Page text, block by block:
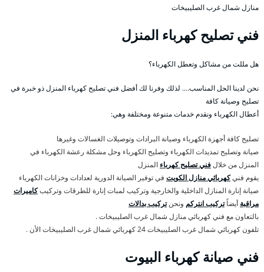
منازل شمال غرب الصليبيخات
فني تصليح كهرباء المنزل
هل مللت من مشاكل وتعطل الكهرباء؟
نحن لدينا الحل المناسب…. لذلك وفرنا لك أفضل فني تصليح كهرباء المنزل ذو خبرة في
تصليح وصيانة كافة
أعطال الكهرباء ونقدم خدمات متنوعة ومختلفة وهي:
تصليح كافة أجهزة الكهرباء وصيانة البرادات وتوصيلات الغسالات وغيرها
صيانة وتصليح تمديدات الكهرباء وتصليح الكهرباء وحل مشكلة رعشة الكهرباء في
المنزل من خلالفني تصليح كهرباء المنزل
يقوم فنيكهربائي منازل الكويت في توفير الصيانة الدورية لعدادات وخزانات الكهرباء
صيانة إنارة المنازل الداخلية والخارجية وتركيب لمبات إنارة للطرقات وتركيبكاميرات
مراقبة أيضاًتركيب انتركم ونحنتركيب بدالات
بالتعاون مع فني كهربائي منازل شمال غرب الصليبيخات .
تلفون كهربائي شمال غرب الصليبيخات 24 كهربائي شمال غرب الصليبيخات الأن .
فني صيانة كهرباء البيوت